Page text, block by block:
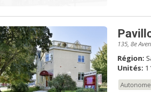
135, 8e
Région:
Unités:
Autonome